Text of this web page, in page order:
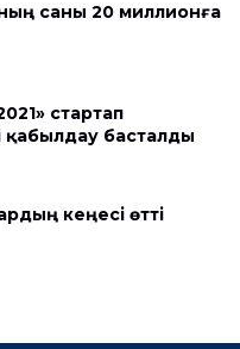
саны 20 миллионға
стартап
қабылдау басталды
кеңесі өтті